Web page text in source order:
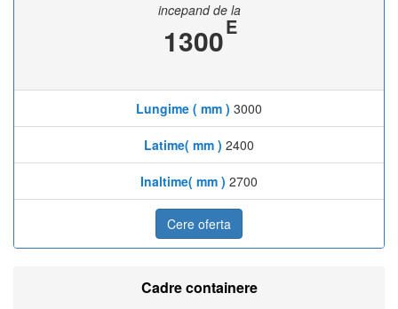
incepand de la
1300E
Lungime ( mm ) 3000
Latime( mm ) 2400
Inaltime( mm ) 2700
Cere oferta
Cadre containere